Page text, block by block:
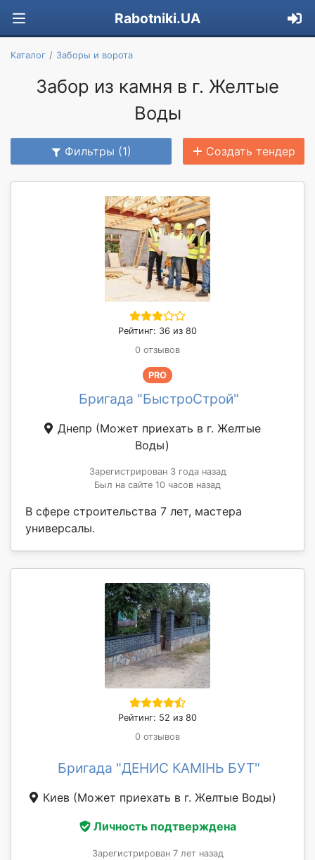
Rabotniki.UA
Каталог Заборы и ворота
Забор из камня в г. Желтые
Воды
Фильтры (1) Создать тендер
Рейтинг: 36 из 80
0 отзывов
PRO
Бригада "БыстроСтрой"
Днепр (Может приехать в г. Желтые
Воды)
Зарегистрирован 3 года назад
Был на сайте 10 часов назад
В сфере строительства 7 лет, мастера
универсалы.
Рейтинг: 52 из 80
0 отзывов
Бригада "ДЕНИС КАМІНЬ БУТ"
Киев (Может приехать в г. Желтые Воды)
Личность подтверждена
Зарегистрирован 7 лет назад